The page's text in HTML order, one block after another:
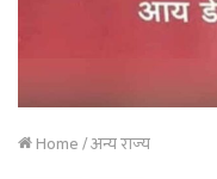
Home/अन्य राज्य